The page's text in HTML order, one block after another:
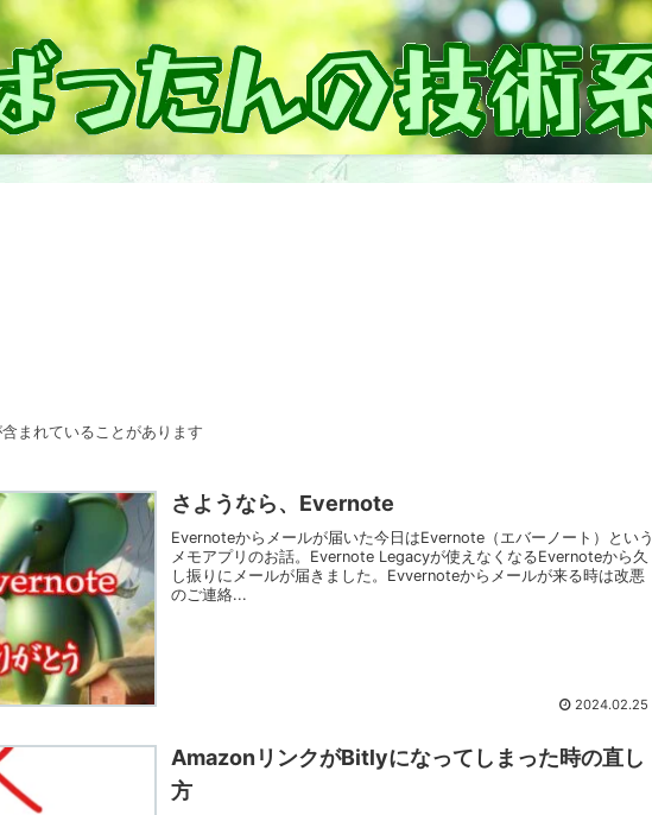
まれていることがあります
さようなら、Evernote
Evernoteからメールが届いた今日はEvernote（エバーノート）という
メモアプリのお話。Evernote Legacyが使えなくなるEvernoteから久
し振りにメールが届きました。Evvernoteからメールが来る時は改悪
のご連絡...
2024.02.25
AmazonリンクがBitlyになってしまった時の直し
方